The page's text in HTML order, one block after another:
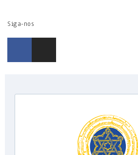
Siga-nos